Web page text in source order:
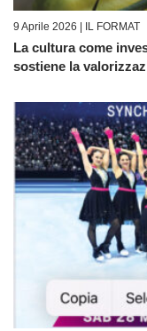
9 Aprile 2026 | IL FORMAT
La cultura come
sostiene la